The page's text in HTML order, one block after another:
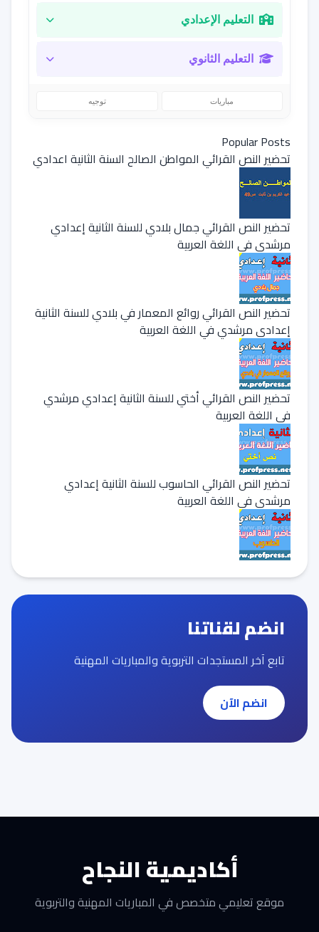
التعليم الإعدادي
التعليم الثانوي
مباريات توجيه
Popular Posts
تحضير النص القرائي المواطن الصالح السنة الثانية اعدادي
تحضير النص القرائي جمال بلادي للسنة الثانية إعدادي
مرشدي في اللغة العربية
تحضير النص القرائي روائع المعمار في بلادي للسنة الثانية
إعدادي مرشدي في اللغة العربية
تحضير النص القرائي أختي للسنة الثانية إعدادي مرشدي
في اللغة العربية
تحضير النص القرائي الحاسوب للسنة الثانية إعدادي
مرشدي في اللغة العربية
انضم لقناتنا
تابع آخر المستجدات التربوية والمباريات المهنية
انضم الآن
أكاديمية النجاح
موقع تعليمي متخصص في المباريات المهنية والتربوية